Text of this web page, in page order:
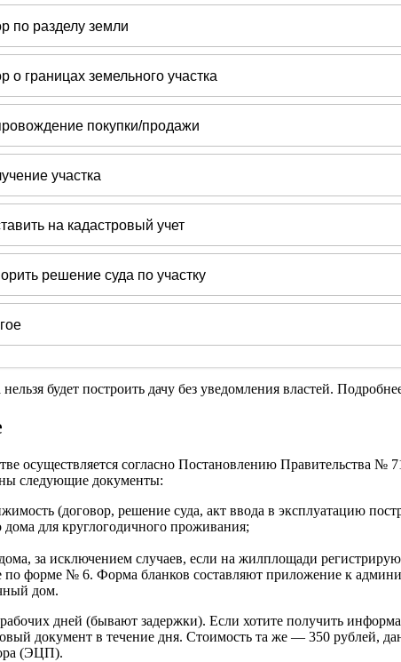
будет построить дачу без уведомления властей.
осуществляется согласно Постановлению Правительства
следующие документы:
(договор, решение суда, акт ввода в эксплуатацию
для круглогодичного проживания;
за исключением случаев, если на жилплощади
по форме № 6. Форма бланков составляют приложение к
дом.
дней (бывают задержки). Если хотите получить
документ в течение дня. Стоимость та же — 350 рублей,
(ЭЦП).